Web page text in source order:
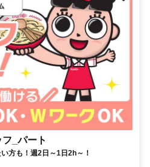
_パート
方も！週2日～1日2h～！